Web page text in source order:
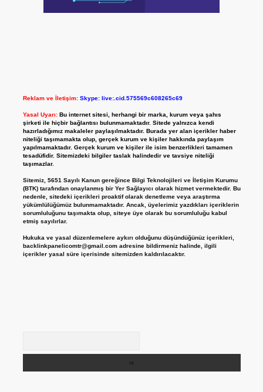
Reklam ve İletişim: Skype: live:.cid.575569c608265c69
Yasal Uyarı: Bu internet sitesi, herhangi bir marka, kurum veya şahıs
şirketi ile hiçbir bağlantısı bulunmamaktadır. Sitede yalnızca kendi
hazırladığımız makaleler paylaşılmaktadır. Burada yer alan içerikler haber
niteliği taşımamakta olup, gerçek kurum ve kişiler hakkında paylaşım
yapılmamaktadır. Gerçek kurum ve kişiler ile isim benzerlikleri tamamen
tesadüfidir. Sitemizdeki bilgiler taslak halindedir ve tavsiye niteliği
taşımazlar.
Sitemiz, 5651 Sayılı Kanun gereğince Bilgi Teknolojileri ve İletişim Kurumu
(BTK) tarafından onaylanmış bir Yer Sağlayıcı olarak hizmet vermektedir. Bu
nedenle, sitedeki içerikleri proaktif olarak denetleme veya araştırma
yükümlülüğümüz bulunmamaktadır. Ancak, üyelerimiz yazdıkları içeriklerin
sorumluluğunu taşımakta olup, siteye üye olarak bu sorumluluğu kabul
etmiş sayılırlar.
Hukuka ve yasal düzenlemelere aykırı olduğunu düşündüğünüz içerikleri,
backlinkpanelicomtr@gmail.comadresine bildirmeniz halinde, ilgili
içerikler yasal süre içerisinde sitemizden kaldırılacaktır.